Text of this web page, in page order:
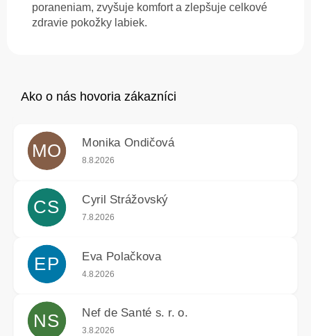
poraneniam, zvyšuje komfort a zlepšuje celkové
zdravie pokožky labiek.
MO Monika Ondičová
Hodnotenie obchodu je 5 z 5 hviezdičiek.
8.8.2026
CS Cyril Strážovský
Hodnotenie obchodu je 5 z 5 hviezdičiek.
7.8.2026
EP Eva Polačkova
Hodnotenie obchodu je 5 z 5 hviezdičiek.
4.8.2026
NS Nef de Santé s. r. o.
Hodnotenie obchodu je 5 z 5 hviezdičiek.
3.8.2026